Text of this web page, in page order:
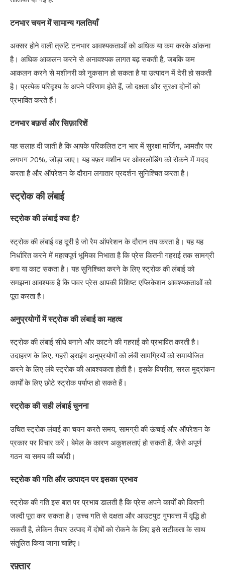
टनभार चयन में सामान्य गलतियाँ
अक्सर होने वाली त्रुटि टनभार आवश्यकताओं को अधिक या कम करके आंकना
है। अधिक आकलन करने से अनावश्यक लागत बढ़ सकती है, जबकि कम
आकलन करने से मशीनरी को नुकसान हो सकता है या उत्पादन में देरी हो सकती
है। प्रत्येक परिदृश्य के अपने परिणाम होते हैं, जो दक्षता और सुरक्षा दोनों को
प्रभावित करते हैं।
टनभार बफ़र्स और सिफ़ारिशें
यह सलाह दी जाती है कि आपके परिकलित टन भार में सुरक्षा मार्जिन, आमतौर पर
लगभग 20%, जोड़ा जाए। यह बफ़र मशीन पर ओवरलोडिंग को रोकने में मदद
करता है और ऑपरेशन के दौरान लगातार प्रदर्शन सुनिश्चित करता है।
स्ट्रोक की लंबाई
स्ट्रोक की लंबाई क्या है?
स्ट्रोक की लंबाई वह दूरी है जो रैम ऑपरेशन के दौरान तय करता है। यह यह
निर्धारित करने में महत्वपूर्ण भूमिका निभाता है कि प्रेस कितनी गहराई तक सामग्री
बना या काट सकता है। यह सुनिश्चित करने के लिए स्ट्रोक की लंबाई को
समझना आवश्यक है कि पावर प्रेस आपकी विशिष्ट एप्लिकेशन आवश्यकताओं को
पूरा करता है।
अनुप्रयोगों में स्ट्रोक की लंबाई का महत्व
स्ट्रोक की लंबाई सीधे बनाने और काटने की गहराई को प्रभावित करती है।
उदाहरण के लिए, गहरी ड्राइंग अनुप्रयोगों को लंबी सामग्रियों को समायोजित
करने के लिए लंबे स्ट्रोक की आवश्यकता होती है। इसके विपरीत, सरल मुद्रांकन
कार्यों के लिए छोटे स्ट्रोक पर्याप्त हो सकते हैं।
स्ट्रोक की सही लंबाई चुनना
उचित स्ट्रोक लंबाई का चयन करते समय, सामग्री की ऊंचाई और ऑपरेशन के
प्रकार पर विचार करें। बेमेल के कारण अकुशलताएं हो सकती हैं, जैसे अपूर्ण
गठन या समय की बर्बादी।
स्ट्रोक की गति और उत्पादन पर इसका प्रभाव
स्ट्रोक की गति इस बात पर प्रभाव डालती है कि प्रेस अपने कार्यों को कितनी
जल्दी पूरा कर सकता है। उच्च गति से दक्षता और आउटपुट गुणवत्ता में वृद्धि हो
सकती है, लेकिन तैयार उत्पाद में दोषों को रोकने के लिए इसे सटीकता के साथ
संतुलित किया जाना चाहिए।
रफ़्तार